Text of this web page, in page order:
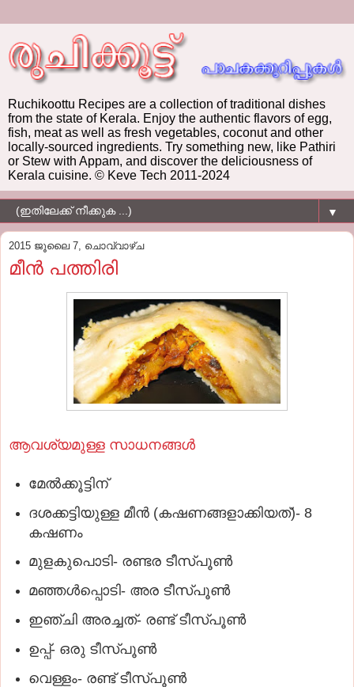
Ruchikoottu Recipes are a collection of traditional dishes
from the state of Kerala. Enjoy the authentic flavors of egg,
fish, meat as well as fresh vegetables, coconut and other
locally-sourced ingredients. Try something new, like Pathiri
or Stew with Appam, and discover the deliciousness of
Kerala cuisine. © Keve Tech 2011-2024
▼
2015 ജൂലൈ 7, ചൊവ്വാഴ്ച
മീന്‍ പത്തിരി
ആവശ്യമുള്ള സാധനങ്ങള്‍
മേല്‍ക്കൂട്ടിന്‌
ദശക്കട്ടിയുള്ള മീന്‍ (കഷണങ്ങളാക്കിയത്‌)- 8
കഷണം
മുളകുപൊടി- രണ്ടര ടീസ്‌പൂണ്‍
മഞ്ഞള്‍പ്പൊടി- അര ടീസ്‌പൂണ്‍
ഇഞ്ചി അരച്ചത്‌- രണ്ട്‌ ടീസ്‌പൂണ്‍
ഉപ്പ്‌- ഒരു ടീസ്‌പൂണ്‍
വെള്ളം- രണ്ട്‌ ടീസ്‌പൂണ്‍